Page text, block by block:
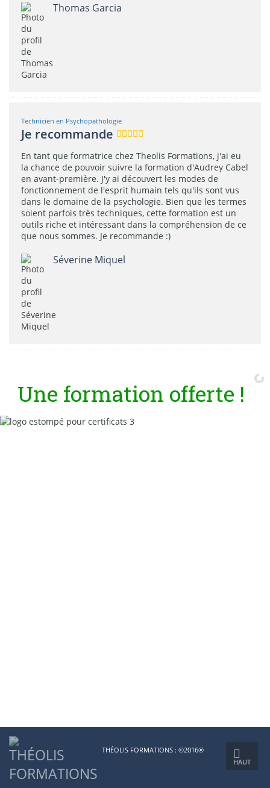
Thomas Garcia
Technicien en Psychopathologie
Je recommande
En tant que formatrice chez Theolis Formations, j'ai eu
la chance de pouvoir suivre la formation d'Audrey Cabel
en avant-première. J'y ai découvert les modes de
fonctionnement de l'esprit humain tels qu'ils sont vus
dans le domaine de la psychologie. Bien que les termes
soient parfois très techniques, cette formation est un
outils riche et intéressant dans la compréhension de ce
que nous sommes. Je recommande :)
Séverine Miquel
Une formation offerte !
HAUT
THÉOLIS FORMATIONS : ©2016®